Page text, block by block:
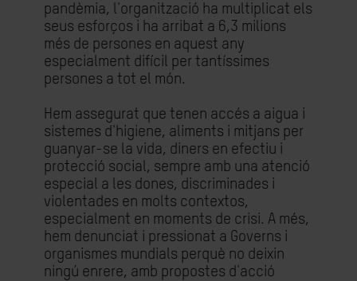
pandèmia, l'organització ha multiplicat els
seus esforços i ha arribat a 6,3 milions
més de persones en aquest any
especialment difícil per tantíssimes
persones a tot el món.
Hem assegurat que tenen accés a aigua i
sistemes d'higiene, aliments i mitjans per
guanyar-se la vida, diners en efectiu i
protecció social, sempre amb una atenció
especial a les dones, discriminades i
violentades en molts contextos,
especialment en moments de crisi. A més,
hem denunciat i pressionat a Governs i
organismes mundials perquè no deixin
ningú enrere, amb propostes d'acció